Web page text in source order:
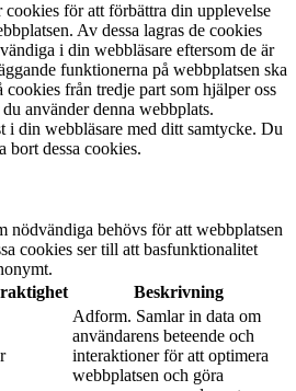
cookies för att förbättra din upplevelse
Av dessa lagras de cookies
i din webbläsare eftersom de är
funktionerna på webbplatsen ska
från tredje part som hjälper oss
använder denna webbplats.
i din webbläsare med ditt samtycke. Du
bort dessa cookies.
nödvändiga behövs för att webbplatsen
cookies ser till att basfunktionalitet
Beskrivning
Adform. Samlar in data om
användarens beteende och
interaktioner för att optimera
webbplatsen och göra